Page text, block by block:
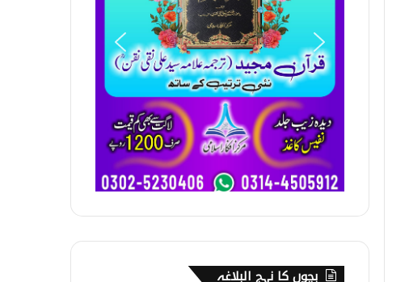
بچوں کا نہج البلاغہ